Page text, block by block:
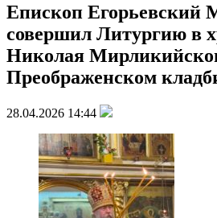
Епископ Егорьевский
совершил Литургию в
Николая
Преображенском
28.04.2026 14:44